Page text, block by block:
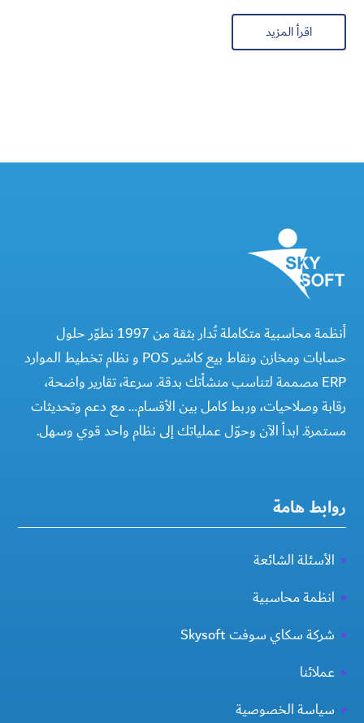
اقرأ المزيد
أنظمة محاسبية متكاملة تُدار بثقة من 1997 نطوّر حلول
حسابات ومخازن ونقاط بيع كاشير POS و نظام تخطيط الموارد
ERP مصممة لتناسب منشأتك بدقة. سرعة، تقارير واضحة،
رقابة وصلاحيات، وربط كامل بين الأقسام… مع دعم وتحديثات
مستمرة. ابدأ الآن وحوّل عملياتك إلى نظام واحد قوي وسهل.
روابط هامة
الأسئلة الشائعة
انظمة محاسبية
شركة سكاي سوفت Skysoft
عملائنا
سياسة الخصوصية